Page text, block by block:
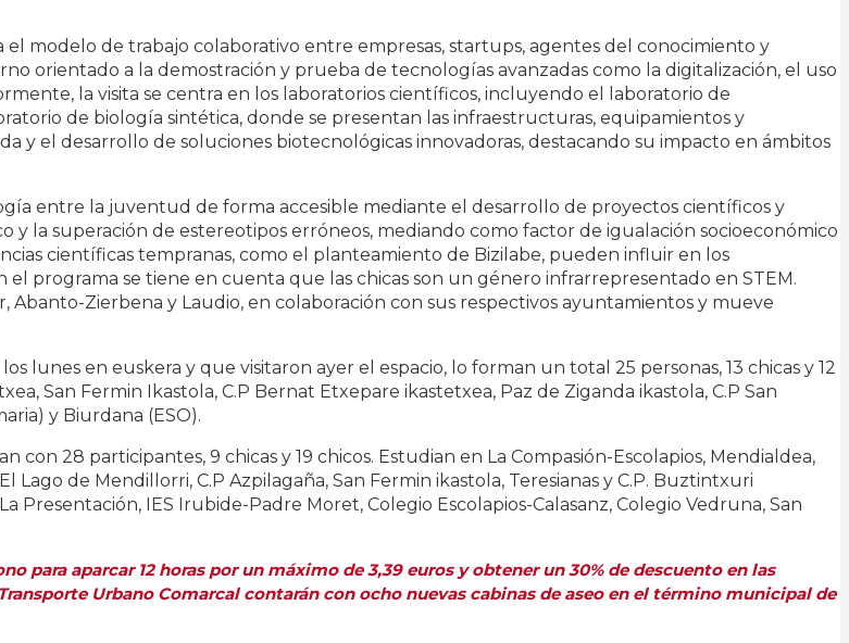
modelo de trabajo colaborativo entre empresas, startups, agentes del conocimiento y
orientado a la demostración y prueba de tecnologías avanzadas como la digitalización, el uso
la visita se centra en los laboratorios científicos, incluyendo el laboratorio de
de biología sintética, donde se presentan las infraestructuras, equipamientos y
y el desarrollo de soluciones biotecnológicas innovadoras, destacando su impacto en ámbitos
entre la juventud de forma accesible mediante el desarrollo de proyectos científicos y
y la superación de estereotipos erróneos, mediando como factor de igualación socioeconómico
científicas tempranas, como el planteamiento de Bizilabe, pueden influir en los
programa se tiene en cuenta que las chicas son un género infrarrepresentado en STEM.
Zierbena y Laudio, en colaboración con sus respectivos ayuntamientos y mueve
lunes en euskera y que visitaron ayer el espacio, lo forman un total 25 personas, 13 chicas y 12
San Fermin Ikastola, C.P Bernat Etxepare ikastetxea, Paz de Ziganda ikastola, C.P San
y Biurdana (ESO).
28 participantes, 9 chicas y 19 chicos. Estudian en La Compasión-Escolapios, Mendialdea,
Lago de Mendillorri, C.P Azpilagaña, San Fermin ikastola, Teresianas y C.P. Buztintxuri
Presentación, IES Irubide-Padre Moret, Colegio Escolapios-Calasanz, Colegio Vedruna, San
para aparcar 12 horas por un máximo de 3,39 euros y obtener un 30% de descuento en las
Urbano Comarcal contarán con ocho nuevas cabinas de aseo en el término municipal de